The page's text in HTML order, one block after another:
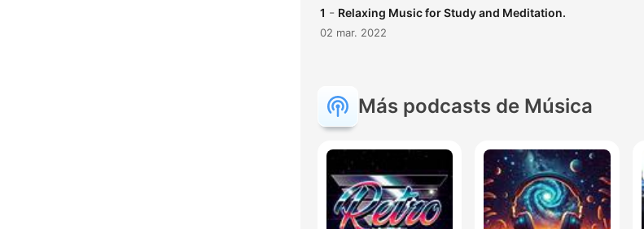
1 - Relaxing Music for Study and Meditation.
02 mar. 2022
Más podcasts de Música